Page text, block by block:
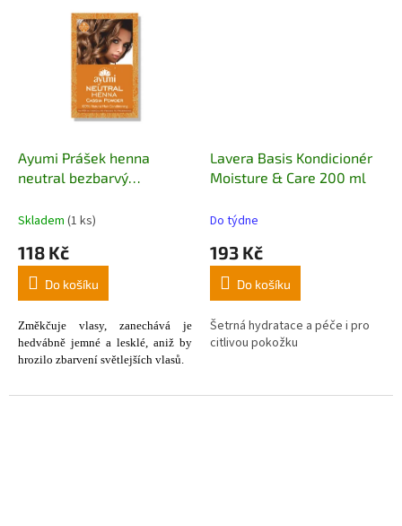
čistě přírodní kondicionér pro
lesklé vlasy.
Ayumi Prášek henna
neutral bezbarvý
Skladem (1 ks)
118 Kč
Do košíku
Změkčuje vlasy, zanechává je
hedvábně jemné a lesklé, aniž by
hrozilo zbarvení světlejších vlasů.
Lavera Basis Kondicionér
Moisture & Care 200 ml
Do týdne
193 Kč
Do košíku
Šetrná hydratace a péče i pro
citlivou pokožku